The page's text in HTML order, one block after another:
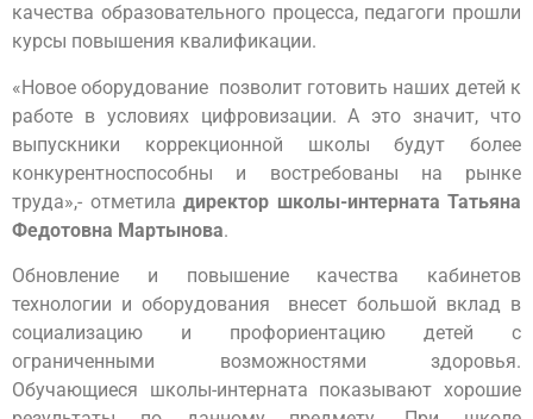
качества образовательного процесса, педагоги прошли
курсы повышения квалификации.
«Новое оборудование позволит готовить наших детей к
работе в условиях цифровизации. А это значит, что
выпускники коррекционной школы будут более
конкурентноспособны и востребованы на рынке
труда»,- отметила директор школы-интерната Татьяна
Федотовна Мартынова.
Обновление и повышение качества кабинетов
технологии и оборудования внесет большой вклад в
социализацию и профориентацию детей с
ограниченными возможностями здоровья.
Обучающиеся школы-интерната показывают хорошие